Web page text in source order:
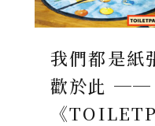
我們都是紙
歡於此 ──
《